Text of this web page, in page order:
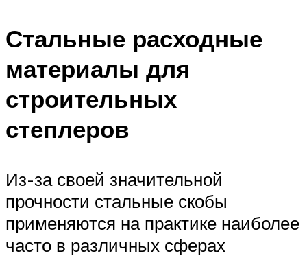
Стальные расходные
материалы для
строительных
степлеров
Из-за своей значительной
прочности стальные скобы
применяются на практике наиболее
часто в различных сферах